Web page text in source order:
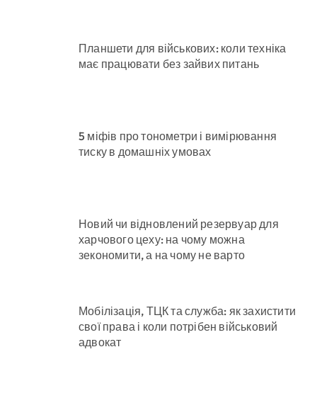
Планшети для військових: коли техніка
має працювати без зайвих питань
5 міфів про тонометри і вимірювання
тиску в домашніх умовах
Новий чи відновлений резервуар для
харчового цеху: на чому можна
зекономити, а на чому не варто
Мобілізація, ТЦК та служба: як захистити
свої права і коли потрібен військовий
адвокат